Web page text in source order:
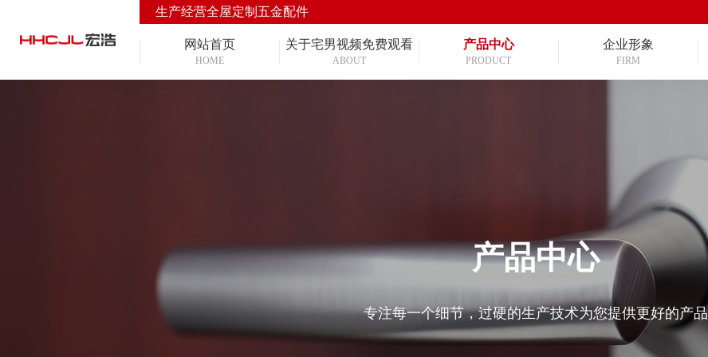
生产经营全屋定制五金配件
网站首页
HOME
关于宅男视频免费观看
ABOUT
产品中心
PRODUCT
企业形象
FIRM
产品中心
专注每一个细节，过硬的生产技术为您提供更好的产品